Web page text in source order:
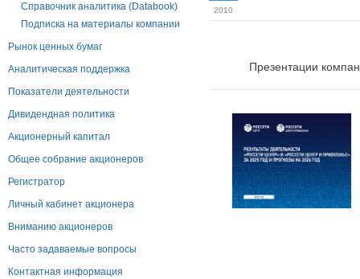
Справочник аналитика (Databook)
Подписка на материалы компании
Рынок ценных бумаг
Аналитическая поддержка
Показатели деятельности
Дивидендная политика
Акционерный капитал
Общее собрание акционеров
Регистратор
Личный кабинет акционера
Вниманию акционеров
Часто задаваемые вопросы
Контактная информация
2010
Презентации